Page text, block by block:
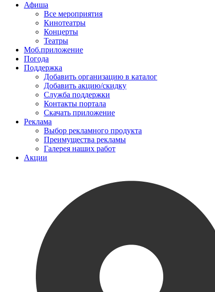
Афиша
Все мероприятия
Кинотеатры
Концерты
Театры
Моб.приложение
Погода
Поддержка
Добавить организацию в каталог
Добавить акцию/скидку
Служба поддержки
Контакты портала
Скачать приложение
Реклама
Выбор рекламного продукта
Преимущества рекламы
Галерея наших работ
Акции